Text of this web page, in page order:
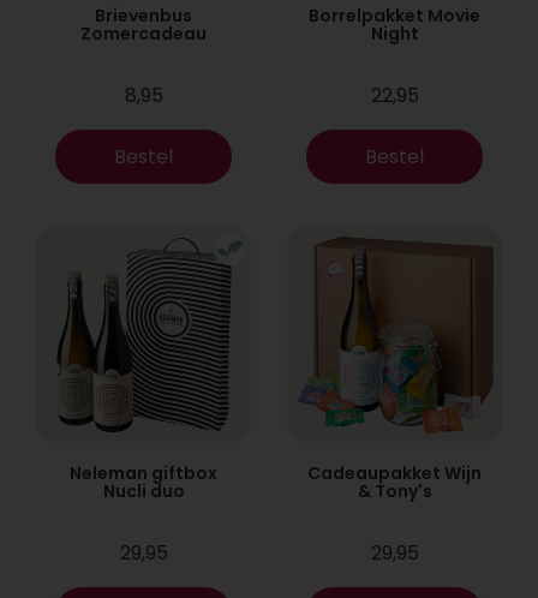
Brievenbus
Zomercadeau
8,95
Bestel
Borrelpakket Movie
Night
22,95
Bestel
Neleman giftbox
Nucli duo
29,95
Cadeaupakket Wijn
& Tony's
29,95